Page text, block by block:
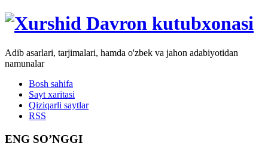
Adib asarlari, tarjimalari, hamda o'zbek va jahon adabiyotidan
namunalar
Bosh sahifa
Sayt xaritasi
Qiziqarli saytlar
RSS
ENG SO’NGGI